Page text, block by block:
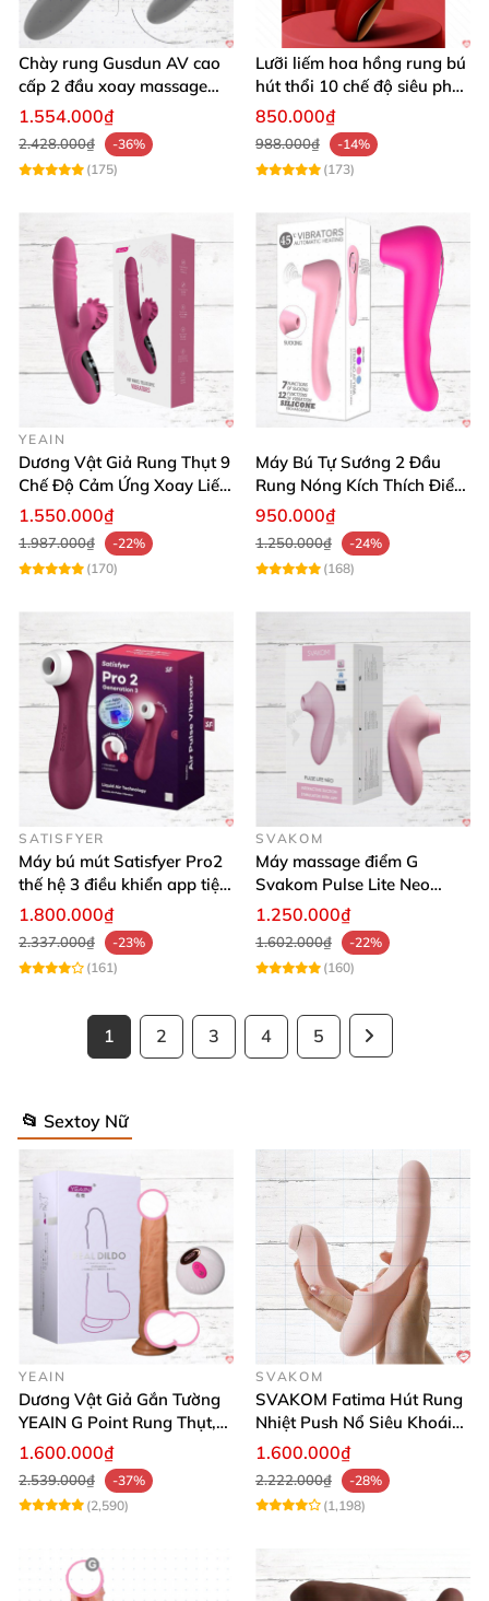
Chày rung Gusdun AV cao
cấp 2 đầu xoay massage
kích thích
1.554.000₫
2.428.000₫
-36%
(175)
Lưỡi liếm hoa hồng rung bú
hút thổi 10 chế độ siêu phê
kích thích
850.000₫
988.000₫
-14%
(173)
YEAIN
Dương Vật Giả Rung Thụt 9
Chế Độ Cảm Ứng Xoay Liếm
Toả Nhiệt Cao Cấp
1.550.000₫
1.987.000₫
-22%
(170)
Máy Bú Tự Sướng 2 Đầu
Rung Nóng Kích Thích Điểm
G Sung Sướng
950.000₫
1.250.000₫
-24%
(168)
SATISFYER
Máy bú mút Satisfyer Pro2
thế hệ 3 điều khiển app tiện
lợi
1.800.000₫
2.337.000₫
-23%
(161)
SVAKOM
Máy massage điểm G
Svakom Pulse Lite Neo
công nghệ sóng hút
1.250.000₫
1.602.000₫
-22%
(160)
1 2 3 4 5
📂 Sextoy Nữ
YEAIN
Dương Vật Giả Gắn Tường
YEAIN G Point Rung Thụt,
Tỏa Nhiệt, Điều Khiển Xa
1.600.000₫
2.539.000₫
-37%
(2,590)
SVAKOM
SVAKOM Fatima Hút Rung
Nhiệt Push Nổ Siêu Khoái
Lạc
1.600.000₫
2.222.000₫
-28%
(1,198)